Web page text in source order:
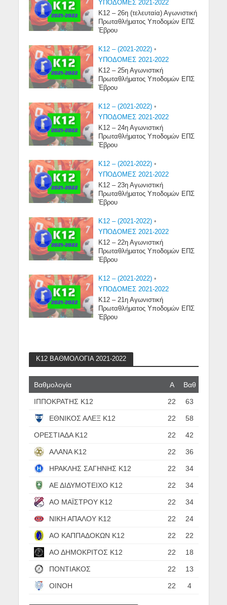
ΥΠΟΔΟΜΕΣ 2021-2022
Κ12 – 26η (τελευταία) Αγωνιστική
Πρωταθλήματος Υποδομών ΕΠΣ
Έβρου
K12 – (2021-2022) •
ΥΠΟΔΟΜΕΣ 2021-2022
Κ12 – 25η Αγωνιστική
Πρωταθλήματος Υποδομών ΕΠΣ
Έβρου
K12 – (2021-2022) •
ΥΠΟΔΟΜΕΣ 2021-2022
Κ12 – 24η Αγωνιστική
Πρωταθλήματος Υποδομών ΕΠΣ
Έβρου
K12 – (2021-2022) •
ΥΠΟΔΟΜΕΣ 2021-2022
Κ12 – 23η Αγωνιστική
Πρωταθλήματος Υποδομών ΕΠΣ
Έβρου
K12 – (2021-2022) •
ΥΠΟΔΟΜΕΣ 2021-2022
Κ12 – 22η Αγωνιστική
Πρωταθλήματος Υποδομών ΕΠΣ
Έβρου
K12 – (2021-2022) •
ΥΠΟΔΟΜΕΣ 2021-2022
Κ12 – 21η Αγωνιστική
Πρωταθλήματος Υποδομών ΕΠΣ
Έβρου
Κ12 ΒΑΘΜΟΛΟΓΙΑ 2021-2022
Βαθμολογία Α Βαθ
ΙΠΠΟΚΡΑΤΗΣ Κ12 22 63
ΕΘΝΙΚΟΣ ΑΛΕΞ Κ12 22 58
ΟΡΕΣΤΙΑΔΑ Κ12 22 42
ΑΛΑΝΑ Κ12 22 36
ΗΡΑΚΛΗΣ ΣΑΓΗΝΗΣ Κ12 22 34
ΑΕ ΔΙΔΥΜΟΤΕΙΧΟ Κ12 22 34
ΑΟ ΜΑΪΣΤΡΟΥ Κ12 22 34
ΝΙΚΗ ΑΠΑΛΟΥ Κ12 22 24
ΑΟ ΚΑΠΠΑΔΟΚΩΝ Κ12 22 22
ΑΟ ΔΗΜΟΚΡΙΤΟΣ Κ12 22 18
ΠΟΝΤΙΑΚΟΣ 22 13
ΟΙΝΟΗ 22 4